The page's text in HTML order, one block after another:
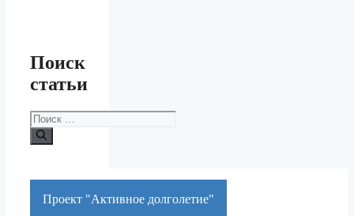
Поиск
статьи
Поиск:
Проект "Активное долголетие"